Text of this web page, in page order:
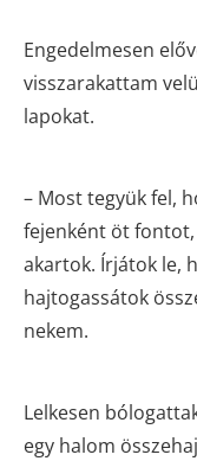
Engedelmesen
visszarakattam
lapokat.
– Most tegyük fel,
fejenként öt
akartok. Írjátok le,
hajtogassátok
nekem.
Lelkesen
egy halom